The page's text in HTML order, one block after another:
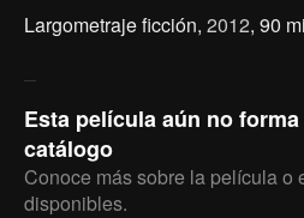
Largometraje ficción, 2012, 90
Esta película aún no
catálogo
Conoce más sobre la película o
disponibles.